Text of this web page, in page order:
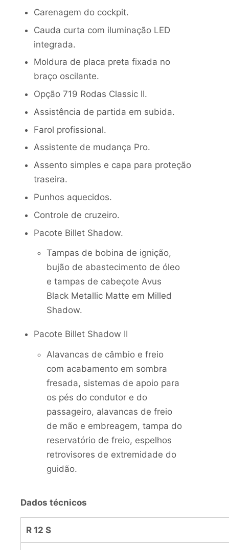
Carenagem do cockpit.
Cauda curta com iluminação LED
integrada.
Moldura de placa preta fixada no
braço oscilante.
Opção 719 Rodas Classic II.
Assistência de partida em subida.
Farol profissional.
Assistente de mudança Pro.
Assento simples e capa para proteção
traseira.
Punhos aquecidos.
Controle de cruzeiro.
Pacote Billet Shadow.
Tampas de bobina de ignição,
bujão de abastecimento de óleo
e tampas de cabeçote Avus
Black Metallic Matte em Milled
Shadow.
Pacote Billet Shadow II
Alavancas de câmbio e freio
com acabamento em sombra
fresada, sistemas de apoio para
os pés do condutor e do
passageiro, alavancas de freio
de mão e embreagem, tampa do
reservatório de freio, espelhos
retrovisores de extremidade do
guidão.
Dados técnicos
R 12 S